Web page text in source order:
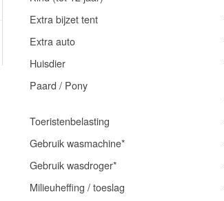
Extra bijzet tent
Extra auto
Huisdier
Paard / Pony
Toeristenbelasting
Gebruik wasmachine*
Gebruik wasdroger*
Milieuheffing / toeslag